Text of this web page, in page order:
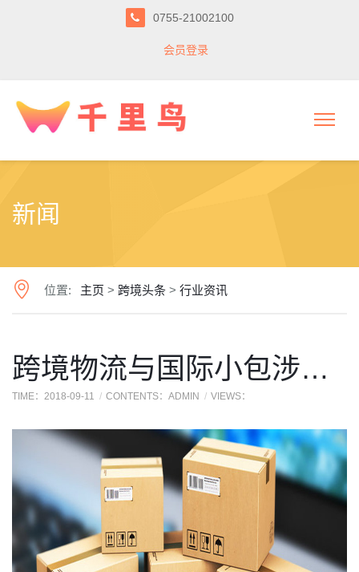
0755-21002100
会员登录
新闻
位置: 主页 > 跨境头条 > 行业资讯
跨境物流与国际小包涉及到的运输方式
TIME：2018-09-11 CONTENTS：ADMIN VIEWS：